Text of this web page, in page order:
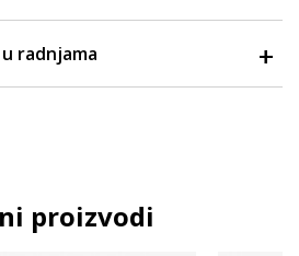
radnjama
proizvodi